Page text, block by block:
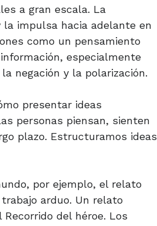
a gran escala. La
impulsa hacia adelante en
como un pensamiento
especialmente
negación y la polarización.
presentar ideas
personas piensan, sienten
plazo. Estructuramos ideas
por ejemplo, el relato
arduo. Un relato
del héroe. Los